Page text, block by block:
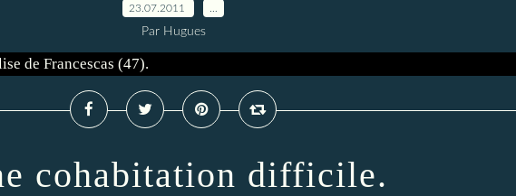
23.07.2011
Par Hugues
cohabitation difficile.